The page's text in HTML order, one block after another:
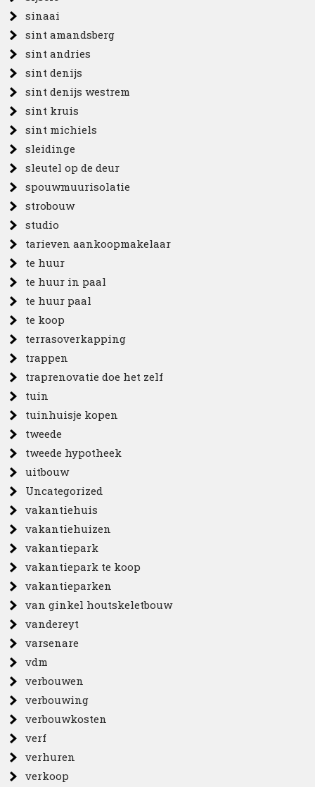
sinaai
sint amandsberg
sint andries
sint denijs
sint denijs westrem
sint kruis
sint michiels
sleidinge
sleutel op de deur
spouwmuurisolatie
strobouw
studio
tarieven aankoopmakelaar
te huur
te huur in paal
te huur paal
te koop
terrasoverkapping
trappen
traprenovatie doe het zelf
tuin
tuinhuisje kopen
tweede
tweede hypotheek
uitbouw
Uncategorized
vakantiehuis
vakantiehuizen
vakantiepark
vakantiepark te koop
vakantieparken
van ginkel houtskeletbouw
vandereyt
varsenare
vdm
verbouwen
verbouwing
verbouwkosten
verf
verhuren
verkoop